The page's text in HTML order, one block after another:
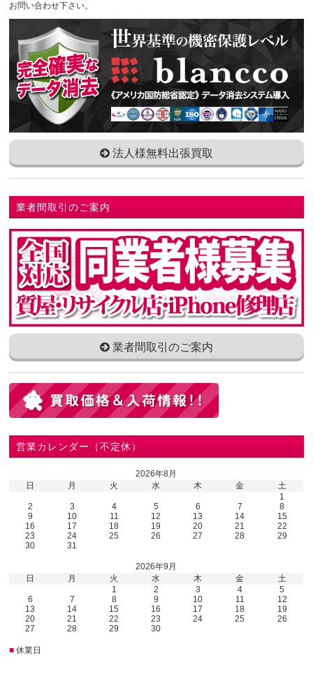
お問い合わせ下さい。
法人様無料出張買取
業者間取引のご案内
業者間取引のご案内
営業カレンダー（不定休）
2026年8月
日
月 火 水 木 金
土
1
2
3 4 5 6 7
8
9
10 11 12 13 14
15
16
17 18 19 20 21
22
23
24 25 26 27 28
29
30
31
2026年9月
日
月 火 水 木 金
土
1
2 3 4
5
6
7 8 9 10 11
12
13
14 15 16 17 18
19
20
21 22 23 24 25
26
27
28 29 30
■ 休業日